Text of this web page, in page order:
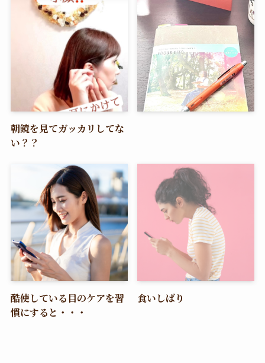
朝鏡を見てガッカリしてな
い？？
酷使している目のケアを習
慣にすると・・・
食いしばり